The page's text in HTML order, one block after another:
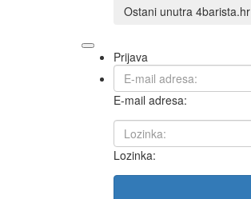
Ostani unutra 4barista.hr
Prijava
E-mail adresa:
Lozinka: